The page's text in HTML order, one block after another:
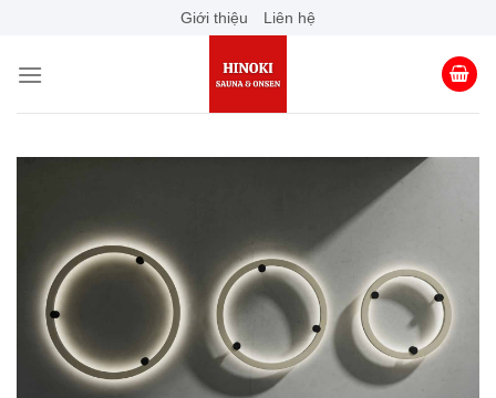
content
Giới thiệu Liên hệ